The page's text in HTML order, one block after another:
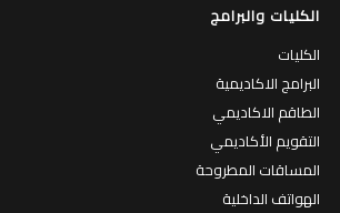
الكليات والبرامج
الكليات
البرامج الاكاديمية
الطاقم الاكاديمي
التقويم الأكاديمي
المساقات المطروحة
الهواتف الداخلية